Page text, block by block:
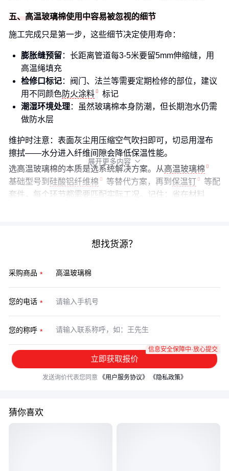
五、高温玻璃棉使用中容易被忽视的细节
施工完成只是第一步，这些细节决定使用寿命：
膨胀缝预留：长距离管道每3-5米要留5mm伸缩缝，用
高温绳填充
检修口标记：阀门、法兰等需要定期检修的部位，建议
用不同颜色防火涂料
标记
潮湿环境处理：虽然玻璃棉本身防潮，但长期泡水仍需
做防水层
维护时注意：表面灰尘用压缩空气吹扫即可，切忌用湿布
擦拭——水分进入纤维间隙会降低保温性能。
选高温玻璃棉的本质是选系统解决方案。从高温玻璃棉
基础型号到 硅酸铝纤维棉 等替代方案，再到 保温钉
等配
套件，每个环节都需要匹配实际工况。记住：省在材料
展开更多内容 
想找货源？
采购商品
您的电话
您的称呼
立即获取报价
信息安全保障中·放心提交
发送询价代表您同意 《用户服务协议》 《隐私政策》
猜你喜欢